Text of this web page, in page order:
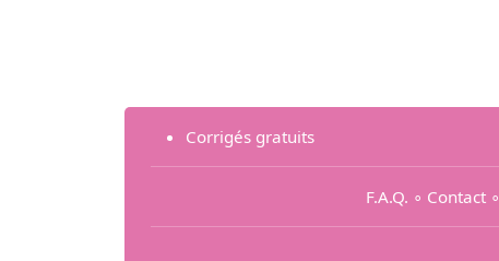
Corrigés gratuits
F.A.Q. ∘ Contact∘